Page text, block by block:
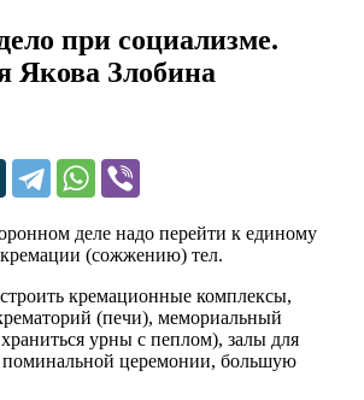
при социализме.
Якова Злобина
деле надо перейти к единому
кремации (сожжению) тел.
кремационные комплексы,
(печи), мемориальный
урны с пеплом), залы для
церемонии, большую